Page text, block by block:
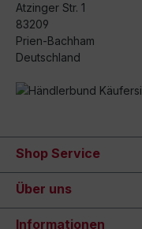
Atzinger Str. 1
83209
Prien-Bachham
Deutschland
Shop Service
Über uns
Informationen